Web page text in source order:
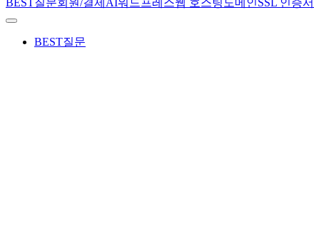
BEST질문회원/결제 AI워드프레스웹 호스팅 도메인SSL 인증서
BEST질문